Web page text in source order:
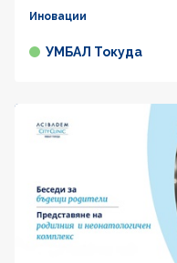
Иновации
УМБАЛ Токуда